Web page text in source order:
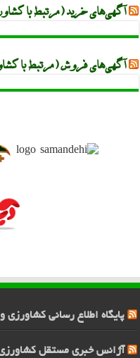
آگهی‌های خرید (مرتبط با
آگهی‌های فروش (مرتبط با
پایگاه اطلاع رسانی کشاورزی
آژانس خبری مستقل